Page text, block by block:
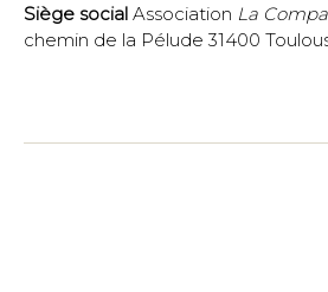
Siège social Association La
chemin de la Pélude 31400